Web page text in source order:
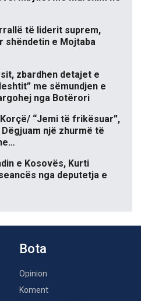
të liderit suprem,
shëndetin e Mojtaba
zbardhen detajet e
me sëmundjen e
nga Botërori
“Jemi të frikësuar”,
një zhurmë të
e Kosovës, Kurti
nga deputetja e
Bota
Opinion
Koment